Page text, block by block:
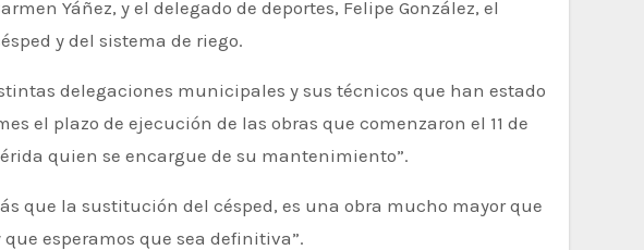
y del sistema de riego.
delegaciones municipales y sus técnicos que han estado
el plazo de ejecución de las obras que comenzaron el 11 de
quien se encargue de su mantenimiento”.
que la sustitución del césped, es una obra mucho mayor que
esperamos que sea definitiva”.